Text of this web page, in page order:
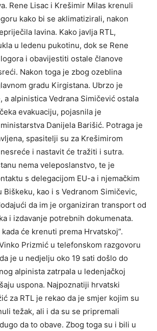
Rene Lisac i Krešimir Milas krenuli
kako bi se aklimatizirali, nakon
lavina. Kako javlja RTL,
u ledenu pukotinu, dok se Rene
i obavijestiti ostale članove
Nakon toga je zbog ozeblina
gradu Kirgistana. Ubrzo je
a alpinistica Vedrana Simičević ostala
evakuaciju, pojasnila je
Danijela Barišić. Potraga je
spasitelji su za Krešimirom
i nastavit će tražiti i sutra.
nema veleposlanstvo, te je
s delegacijom EU-a i njemačkim
Biškeku, kao i s Vedranom Simičevic,
da im je organiziran transport od
i izdavanje potrebnih dokumenata.
će krenuti prema Hrvatskoj”.
Prizmić u telefonskom razgovoru
je u nedjelju oko 19 sati došlo do
alpinista zatrpala u ledenjačkoj
uspona. Najpoznatiji hrvatski
za RTL je rekao da je smjer kojim su
težak, ali i da su se pripremali
da to obave. Zbog toga su i bili u